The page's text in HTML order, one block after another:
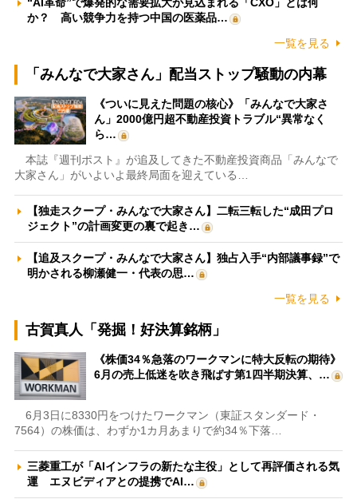
“AI革命”で爆発的な需要拡大が見込まれる「CXO」とは何
か？ 高い競争力を持つ中国の医薬品…
一覧を見る
「みんなで大家さん」配当ストップ騒動の内幕
《ついに見えた問題の核心》「みんなで大家さ
ん」2000億円超不動産投資トラブル“異常なく
ら…
本誌『週刊ポスト』が追及してきた不動産投資商品「みんなで
大家さん」がいよいよ最終局面を迎えている…
【独走スクープ・みんなで大家さん】二転三転した“成田プロ
ジェクト”の計画変更の裏で起き…
【追及スクープ・みんなで大家さん】独占入手“内部議事録”で
明かされる柳瀬健一・代表の思…
一覧を見る
古賀真人「発掘！好決算銘柄」
《株価34％急落のワークマンに特大反転の期待》
6月の売上低迷を吹き飛ばす第1四半期決算、…
6月3日に8330円をつけたワークマン（東証スタンダード・
7564）の株価は、わずか1カ月あまりで約34％下落…
三菱重工が「AIインフラの新たな主役」として再評価される気
運 エヌビディアとの提携でAI…